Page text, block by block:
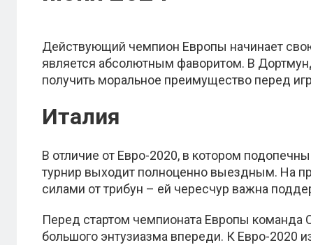
Действующий чемпион Европы начинает
является абсолютным фаворитом. В
получить моральное преимущество перед
Италия
В отличие от Евро-2020, в котором
турнир выходит полноценно выездным. На
силами от трибун – ей чересчур важна
Перед стартом чемпионата Европы команда
большого энтузиазма впереди. К Евро-2020